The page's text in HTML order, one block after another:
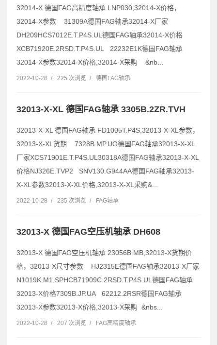
32014-X 德国FAG高精度轴承 LNP030,32014-X价格，
32014-X参数 31309A德国FAG轴承32014-X厂家
DH209HCS7012E.T.P4S.UL德国FAG轴承32014-X价格
XCB71920E.2RSD.T.P4S.UL 22232E1K德国FAG轴承
32014-X参数32014-X价格,32014-X采购 &nb...
2022-10-28 / 225 次浏览 / 德国FAG轴承
32013-X-XL 德国FAG轴承 3305B.2ZR.TVH
32013-X-XL 德国FAG轴承 FD1005T.P4S,32013-X-XL参数，
32013-X-XL货期 7328B.MP.UO德国FAG轴承32013-X-XL
厂家XCS71901E.T.P4S.UL30318A德国FAG轴承32013-X-XL
价格NJ326E.TVP2 SNV130.G944AA德国FAG轴承32013-
X-XL参数32013-X-XL价格,32013-X-XL采购&...
2022-10-28 / 235 次浏览 / FAG轴承
32013-X 德国FAG空压机轴承 DH608
32013-X 德国FAG空压机轴承 23056B.MB,32013-X货期价
格，32013-X尺寸参数 HJ2315E德国FAG轴承32013-X厂家
N1019K.M1.SPHCB71909C.2RSD.T.P4S.UL德国FAG轴承
32013-X价格7309B.JP.UA 62212.2RSR德国FAG轴承
32013-X参数32013-X价格,32013-X采购 &nbs...
2022-10-28 / 207 次浏览 / FAG高精度轴承